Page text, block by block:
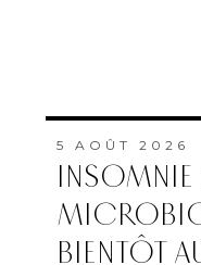
5 AOÛT 2026
INSOMNIE
BIENTÔT